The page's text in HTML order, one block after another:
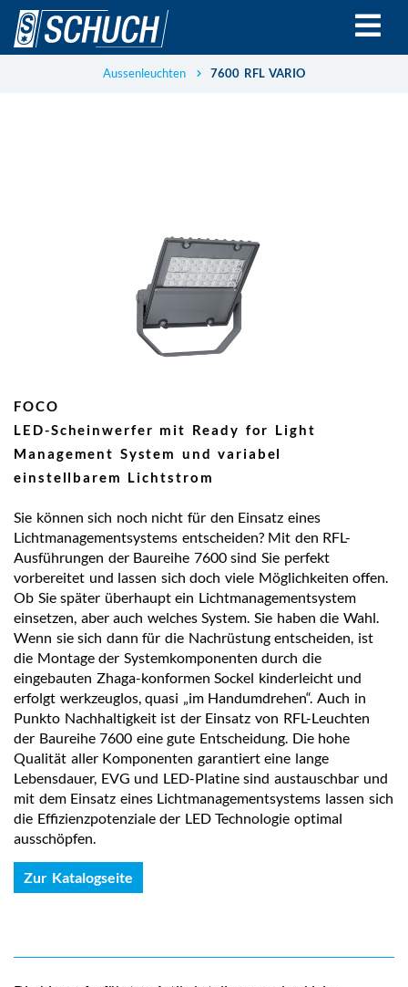
Direkt
zum
Inhalt
Aussenleuchten 7600 RFL VARIO
FOCO
LED-Scheinwerfer mit Ready for Light
Management System und variabel
einstellbarem Lichtstrom
Sie können sich noch nicht für den Einsatz eines
Lichtmanagementsystems entscheiden? Mit den RFL-
Ausführungen der Baureihe 7600 sind Sie perfekt
vorbereitet und lassen sich doch viele Möglichkeiten offen.
Ob Sie später überhaupt ein Lichtmanagementsystem
einsetzen, aber auch welches System. Sie haben die Wahl.
Wenn sie sich dann für die Nachrüstung entscheiden, ist
die Montage der Systemkomponenten durch die
eingebauten Zhaga-konformen Sockel kinderleicht und
erfolgt werkzeuglos, quasi „im Handumdrehen“. Auch in
Punkto Nachhaltigkeit ist der Einsatz von RFL-Leuchten
der Baureihe 7600 eine gute Entscheidung. Die hohe
Qualität aller Komponenten garantiert eine lange
Lebensdauer, EVG und LED-Platine sind austauschbar und
mit dem Einsatz eines Lichtmanagementsystems lassen sich
die Effizienzpotenziale der LED Technologie optimal
ausschöpfen.
Zur Katalogseite